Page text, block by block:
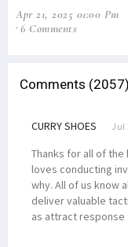
Apr 21, 2025 01:00 Pm
6 Comments
Comments (2057)
CURRY SHOES Jul
Thanks for all of
loves conducting
why. All of us know
deliver valuable
as attract response